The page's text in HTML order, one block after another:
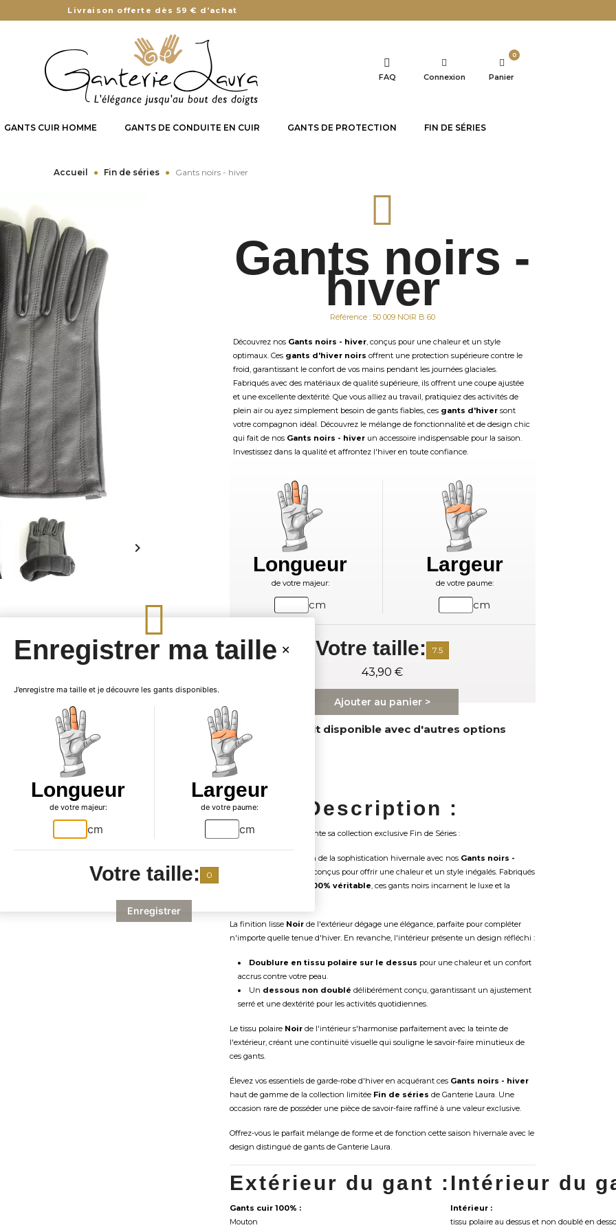
Livraison offerte dès 59 € d'achat
FAQ Connexion Panier
0
GANTS CUIR HOMME GANTS DE CONDUITE EN CUIR GANTS DE PROTECTION FIN DE SÉRIES
Accueil Fin de séries Gants noirs - hiver

Gants noirs -
hiver
Référence : 50 009 NOIR B 60
Découvrez nos Gants noirs - hiver, conçus pour une chaleur et un style
optimaux. Ces gants d'hiver noirs offrent une protection supérieure contre le
froid, garantissant le confort de vos mains pendant les journées glaciales.
Fabriqués avec des matériaux de qualité supérieure, ils offrent une coupe ajustée
et une excellente dextérité. Que vous alliez au travail, pratiquiez des activités de
plein air ou ayez simplement besoin de gants fiables, ces gants d'hiversont
votre compagnon idéal. Découvrez le mélange de fonctionnalité et de design chic
qui fait de nos Gants noirs - hiverun accessoire indispensable pour la saison.
Investissez dans la qualité et affrontez l'hiver en toute confiance.
Longueur
de votre majeur:
cm
Largeur
de votre paume:
cm
Votre taille: 7.5
43,90 €
Ajouter au panier >
Produit disponible avec d'autres options
Description :
Ganterie Laura présente sa collection exclusive Fin de Séries :
Découvrez l'incarnation de la sophistication hivernale avec nos Gants noirs -
, soigneusement conçus pour offrir une chaleur et un style inégalés. Fabriqués
cuir de Mouton 100% véritable, ces gants noirs incarnent le luxe et la
La finition lisse Noirde l'extérieur dégage une élégance, parfaite pour compléter
n'importe quelle tenue d'hiver. En revanche, l'intérieur présente un design réfléchi :
Doublure en tissu polaire sur le dessus pour une chaleur et un confort
accrus contre votre peau.
Un dessous non doublé délibérément conçu, garantissant un ajustement
serré et une dextérité pour les activités quotidiennes.
Le tissu polaire Noirde l'intérieur s'harmonise parfaitement avec la teinte de
l'extérieur, créant une continuité visuelle qui souligne le savoir-faire minutieux de
ces gants.
Élevez vos essentiels de garde-robe d'hiver en acquérant ces Gants noirs - hiver
haut de gamme de la collection limitée Fin de séries de Ganterie Laura. Une
occasion rare de posséder une pièce de savoir-faire raffiné à une valeur exclusive.
Offrez-vous le parfait mélange de forme et de fonction cette saison hivernale avec le
design distingué de gants de Ganterie Laura.
Extérieur du gant :
Gants cuir 100% :
Mouton
Intérieur du
Intérieur :
tissu polaire au dessus et non doublé en
Enregistrer ma taille
J’enregistre ma taille et je découvre les gants disponibles.
Longueur
de votre majeur:
cm
Largeur
de votre paume:
cm
Votre taille: 0
Enregistrer